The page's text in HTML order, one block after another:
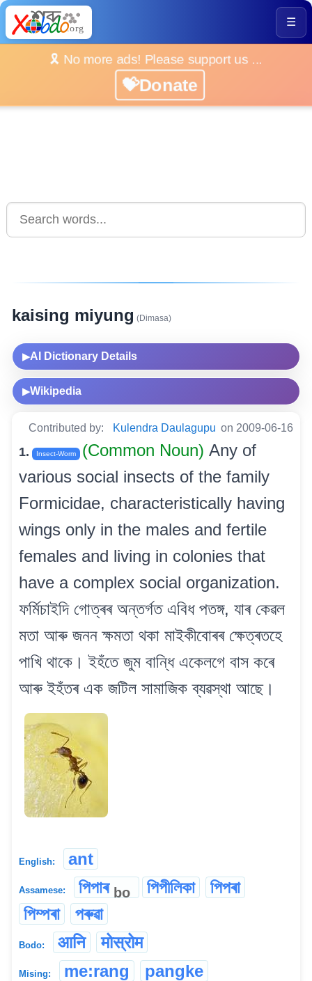
☰
🎗️ No more ads! Please support us ...
💝Donate
kaising miyung (Dimasa)
▶AI Dictionary Details
▶Wikipedia
Contributed by: Kulendra Daulagupu on 2009-06-16
1. Insect-Worm (Common Noun) Any of
various social insects of the family
Formicidae, characteristically having
wings only in the males and fertile
females and living in colonies that
have a complex social organization.
ফৰ্মিচাইদি গোত্ৰৰ অন্তৰ্গত এবিধ পতঙ্গ, যাৰ কেৱল
মতা আৰু জনন ক্ষমতা থকা মাইকীবোৰৰ ক্ষেত্ৰতহে
পাখি থাকে। ইহঁতে জুম বান্ধি একেলগে বাস কৰে
আৰু ইহঁতৰ এক জটিল সামাজিক ব্যৱস্থা আছে।
English: ant
Assamese: পিপাৰ bo পিপীলিকা
পিপৰা
পিম্পৰা
পৰুৱা
Bodo: आनि मोस्रोम
Mising: me:rang pangke